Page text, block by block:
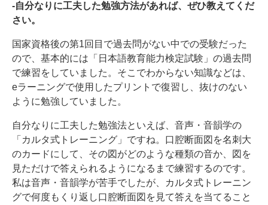
-自分なりに工夫した勉強方法があれば、ぜひ教えてくだ
さい。
国家資格後の第1回目で過去問がない中での受験だった
ので、基本的には「日本語教育能力検定試験」の過去問
で練習をしていました。そこでわからない知識などは、
eラーニングで使用したプリントで復習し、抜けのない
ように勉強していました。
自分なりに工夫した勉強法といえば、音声・音韻学の
「カルタ式トレーニング」ですね。口腔断面図を名刺大
のカードにして、その図がどのような種類の音か、図を
見ただけで答えられるようになるまで練習するのです。
私は音声・音韻学が苦手でしたが、カルタ式トレーニン
グで何度もくり返し口腔断面図を見て答えを当てること